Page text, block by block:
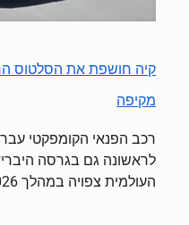
קיה חושפת את הסלטוס
מקיפה
רכב הפנאי הקומפקטי
לראשונה גם בגרסה
העולמית צפויה במהלך 2026